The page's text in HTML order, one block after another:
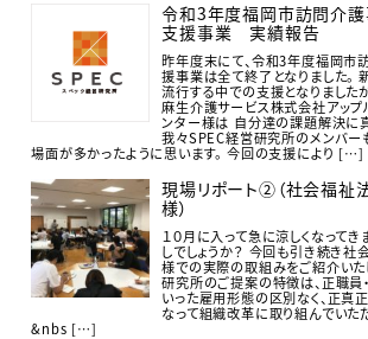
令和3年度福岡市訪問介
支援事業 実績報告
昨年度末にて、令和3年度福岡市
援事業は全て終了となりました。
流行する中での支援となりました
麻生介護サービス株式会社アップ
ンター様は 自分達の課題解決に
我々SPEC経営研究所のメンバー
場面が多かったように思います。 今回の支援により […]
現場リポート②（社会福祉
様）
１０月に入って急に涼しくなって
しでしょうか？ 今回も引き続き
様での実際の取組みをご紹介い
研究所のご提案の特徴は、正職員
いった雇用形態の区別なく、正真
なって組織改革に取り組んでいた
&nbs […]